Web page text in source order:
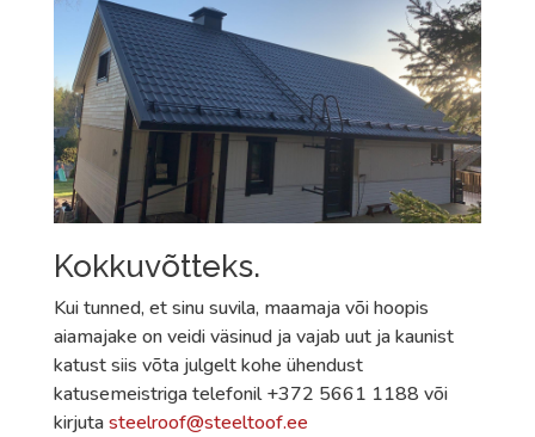
Kokkuvõtteks.
Kui tunned, et sinu suvila, maamaja või hoopis
aiamajake on veidi väsinud ja vajab uut ja kaunist
katust siis võta julgelt kohe ühendust
katusemeistriga telefonil +372 5661 1188 või
kirjutasteelroof@steeltoof.ee